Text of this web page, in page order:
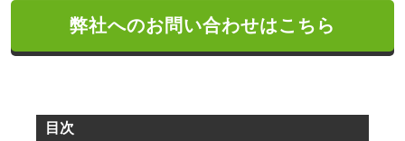
弊社へのお問い合わせはこちら
目次